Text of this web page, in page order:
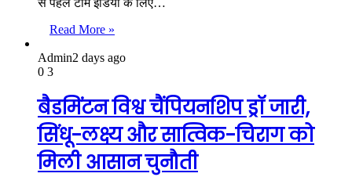
Read More »
Admin2 days ago
0 3
बैडमिंटन विश्व चैंपियनशिप ड्रॉ जारी,
सिंधू-लक्ष्य और सात्विक-चिराग को
मिली आसान चुनौती